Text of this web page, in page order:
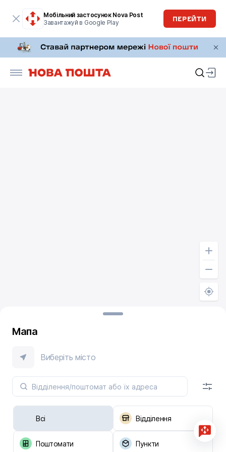
Мобільний застосунок Nova Post
Завантажуй в Google Play
ПЕРЕЙТИ
Мапа
Виберіть місто
Всі Відділення
Поштомати Пункти